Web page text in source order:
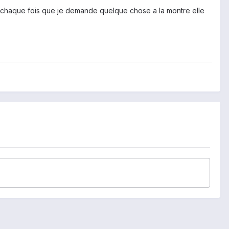
fois que je demande quelque chose a la montre elle